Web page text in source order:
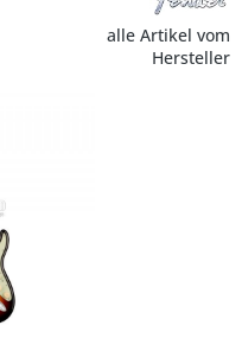
alle Artikel vom
Hersteller